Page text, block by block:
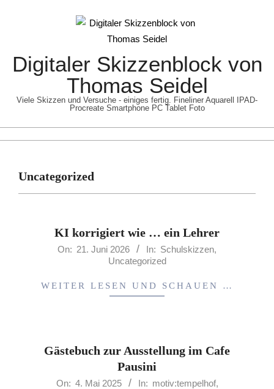
Digitaler Skizzenblock von
Thomas Seidel
Viele Skizzen und Versuche - einiges fertig. Fineliner Aquarell IPAD-
Procreate Smartphone PC Tablet Foto
MenuUncategorized
KI korrigiert wie … ein Lehrer
2026-On: 21. Juni 2026 In: Schulskizzen,
Uncategorized
WEITER LESEN UND SCHAUEN …
Gästebuch zur Ausstellung im Cafe
Pausini
2025-On: 4. Mai 2025 In: motiv:tempelhof,